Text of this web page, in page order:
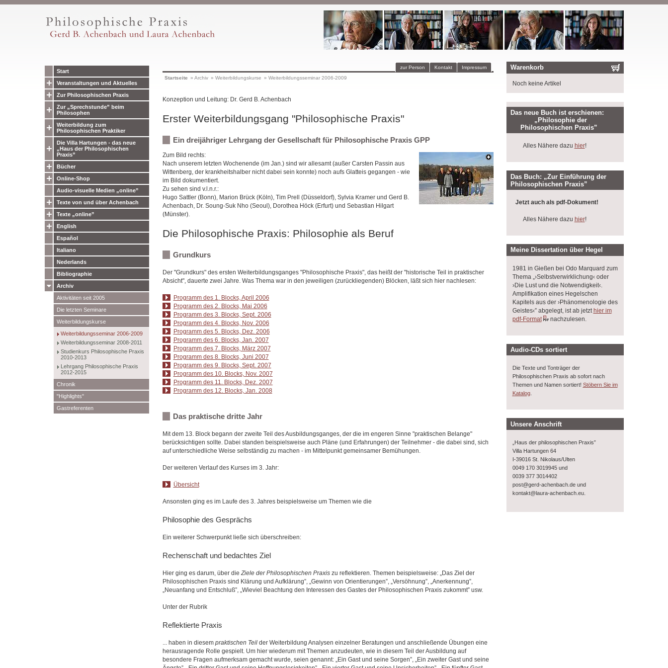
Start
Veranstaltungen und Aktuelles
Zur Philosophischen Praxis
Zur „Sprechstunde” beim
Philosophen
Weiterbildung zum
Philosophischen Praktiker
Die Villa Hartungen - das neue
„Haus der Philosophischen
Praxis”
Bücher
Online-Shop
Audio-visuelle Medien „online”
Texte von und über Achenbach
Texte „online”
English
Español
Italiano
Nederlands
Bibliographie
Archiv
Aktivitäten seit 2005
Die letzten Seminare
Weiterbildungskurse
Weiterbildungsseminar 2006-2009
Weiterbildungsseminar 2008-2011
Studienkurs Philosophische Praxis
2010-2013
Lehrgang Philosophische Praxis
2012-2015
Chronik
"Highlights"
Gastreferenten
Impressum
Kontakt
zur Person
Startseite » Archiv » Weiterbildungskurse » Weiterbildungsseminar 2006-2009
Konzeption und Leitung: Dr. Gerd B. Achenbach
Erster Weiterbildungsgang "Philosophische Praxis"
Ein dreijähriger Lehrgang der Gesellschaft für Philosophische Praxis GPP
Zum Bild rechts:
Nach unserem letzten Wochenende (im Jan.) sind wir allesamt (außer Carsten Passin aus
Wittenberg, der krankheitshalber nicht dabei sein konnte) noch aufs Glatteis gegangen - wie
im Bild dokumentiert.
Zu sehen sind v.l.n.r.:
Hugo Sattler (Bonn), Marion Brück (Köln), Tim Prell (Düsseldorf), Sylvia Kramer und Gerd B.
Achenbach, Dr. Soung-Suk Nho (Seoul), Dorothea Höck (Erfurt) und Sebastian Hilgart
(Münster).
Die Philosophische Praxis: Philosophie als Beruf
Grundkurs
Der "Grundkurs" des ersten Weiterbildungsganges "Philosophische Praxis", das heißt der "historische Teil in praktischer
Absicht", dauerte zwei Jahre. Was Thema war in den jeweiligen (zurückliegenden) Blöcken, läßt sich hier nachlesen:
Programm des 1. Blocks, April 2006
Programm des 2. Blocks, Mai 2006
Programm des 3. Blocks, Sept. 2006
Programm des 4. Blocks, Nov. 2006
Programm des 5. Blocks, Dez. 2006
Programm des 6. Blocks, Jan. 2007
Programm des 7. Blocks, März 2007
Programm des 8. Blocks, Juni 2007
Programm des 9. Blocks, Sept. 2007
Programm des 10. Blocks, Nov. 2007
Programm des 11. Blocks, Dez. 2007
Programm des 12. Blocks, Jan. 2008
Das praktische dritte Jahr
Mit dem 13. Block begann der zweite Teil des Ausbildungsganges, der die im engeren Sinne "praktischen Belange"
berücksichtigen sollte. Dabei standen beispielsweise auch Pläne (und Erfahrungen) der Teilnehmer - die dabei sind, sich
auf unterschiedliche Weise selbständig zu machen - im Mittelpunkt gemeinsamer Bemühungen.
Der weiteren Verlauf des Kurses im 3. Jahr:
Übersicht
Ansonsten ging es im Laufe des 3. Jahres beispielsweise um Themen wie die
Philosophie des Gesprächs
Ein weiterer Schwerpunkt ließe sich überschreiben:
Rechenschaft und bedachtes Ziel
Hier ging es darum, über die Ziele der Philosophischen Praxis zu reflektieren. Themen beispielsweise: „Das Ziel der
Philosophischen Praxis sind Klärung und Aufklärung”, „Gewinn von Orientierungen”, „Versöhnung”, „Anerkennung”,
„Neuanfang und Entschluß”, „Wieviel Beachtung den Interessen des Gastes der Philosophischen Praxis zukommt” usw.
Unter der Rubrik
Reflektierte Praxis
... haben in diesem praktischen Teil der Weiterbildung Analysen einzelner Beratungen und anschließende Übungen eine
herausragende Rolle gespielt. Um hier wiederum mit Themen anzudeuten, wie in diesem Teil der Ausbildung auf
besondere Fragen aufmerksam gemacht wurde, seien genannt: „Ein Gast und seine Sorgen”, „Ein zweiter Gast und seine
Warenkorb
Noch keine Artikel
Das neue Buch ist erschienen:
„Philosophie der
Philosophischen Praxis”
Alles Nähere dazu hier!
Das Buch: „Zur Einführung der
Philosophischen Praxis”
Jetzt auch als pdf-Dokument!
Alles Nähere dazu hier!
Meine Dissertation über Hegel
1981 in Gießen bei Odo Marquard zum
Thema „›Selbstverwirklichung‹ oder
›Die Lust und die Notwendigkeit‹.
Amplifikation eines Hegelschen
Kapitels aus der ›Phänomenologie des
Geistes‹” abgelegt, ist ab jetzt hier im
pdf-Format
nachzulesen.
Audio-CDs sortiert
Die Texte und Tonträger der
Philosophischen Praxis ab sofort nach
Themen und Namen sortiert! Stöbern Sie im
Katalog.
Unsere Anschrift
„Haus der philosophischen Praxis”
Villa Hartungen 64
I-39016 St. Nikolaus/Ulten
0049 170 3019945 und
0039 377 3014402
post@gerd-achenbach.de und
kontakt@laura-achenbach.eu.